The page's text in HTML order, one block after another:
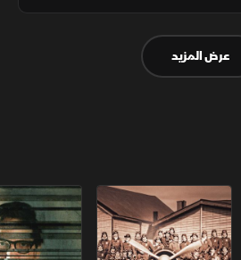
عرض المزيد
الكاميكاز.. تاريخ مجهول عودة الدجال